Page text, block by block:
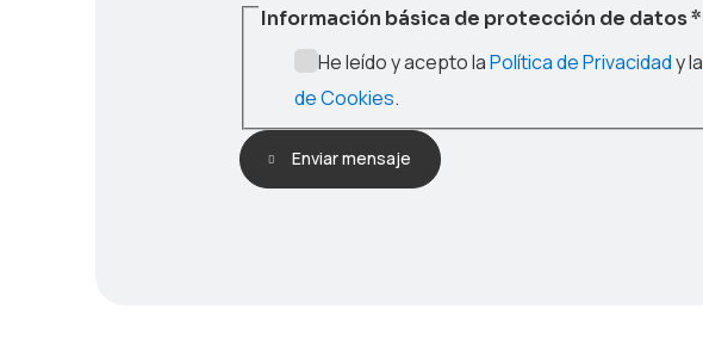
Información básica de protección de datos*
He leído y acepto laPolítica de Privacidady la
de Cookies.
Enviar mensaje